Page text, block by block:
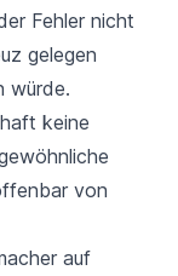
Fehler nicht
gelegen
würde.
keine
von
auf